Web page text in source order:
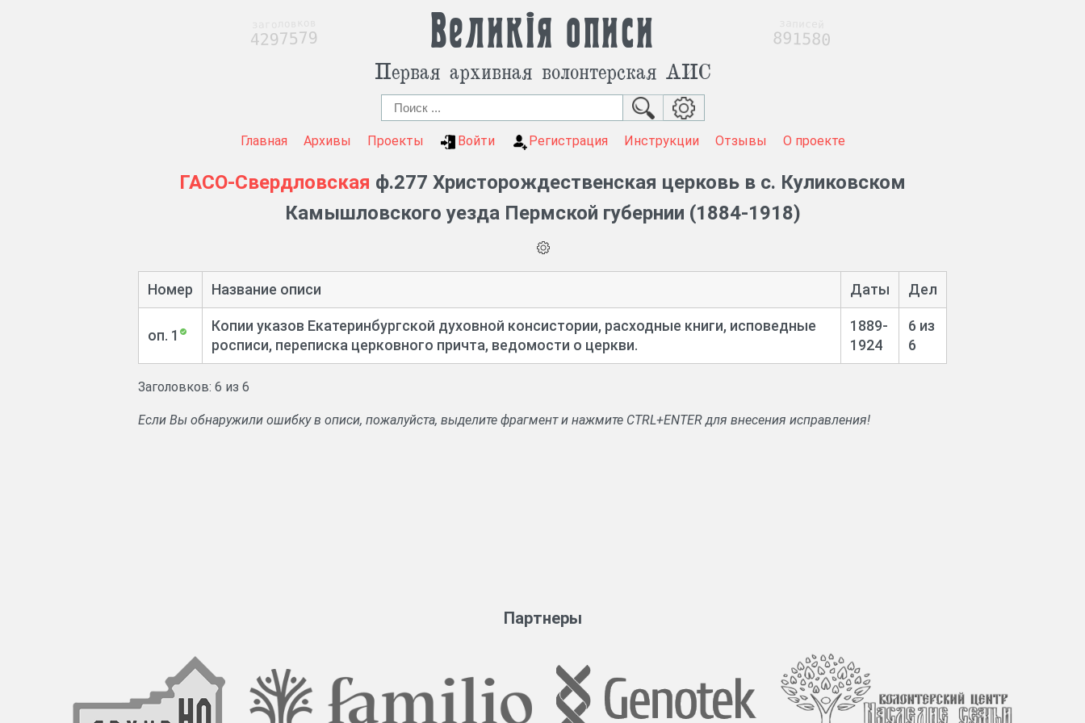
Великія описи
Первая архивная волонтерская АИС
Главная Архивы Проекты Войти Регистрация Инструкции Отзывы О проекте
ГАСО-Свердловская ф.277 Христорождественская церковь в с. Куликовском
Камышловского уезда Пермской губернии (1884-1918)
Номер Название описи Даты Дел
оп. 1
Копии указов Екатеринбургской духовной консистории, расходные книги, исповедные
росписи, переписка церковного причта, ведомости о церкви.
1889-
1924
6 из
6
Заголовков: 6 из 6
Если Вы обнаружили ошибку в описи, пожалуйста, выделите фрагмент и нажмите CTRL+ENTER для внесения исправления!
Партнеры
4297579 891580